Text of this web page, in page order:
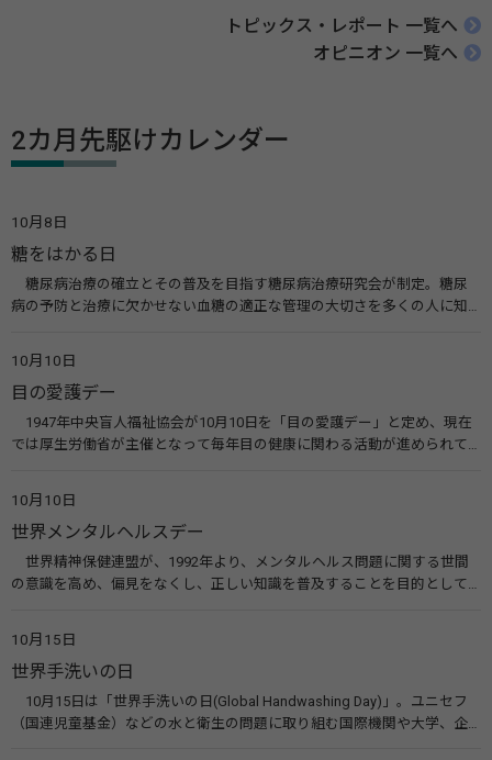
トピックス・レポート 一覧へ
オピニオン 一覧へ
2カ月先駆けカレンダー
10月8日
糖をはかる日
糖尿病治療の確立とその普及を目指す糖尿病治療研究会が制定。糖尿
病の予防と治療に欠かせない血糖の適正な管理の大切さを多くの人に知
療研究会） 糖尿病ネットワーク
10月10日
目の愛護デー
1947年中央盲人福祉協会が10月10日を「目の愛護デー」と定め、現在
では厚生労働省が主催となって毎年目の健康に関わる活動が進められて
会）
10月10日
世界メンタルヘルスデー
世界精神保健連盟が、1992年より、メンタルヘルス問題に関する世間
の意識を高め、偏見をなくし、正しい知識を普及することを目的として、
す。 関連リンク 世界メンタルヘルスデー（厚生労働省） 働く人のメンタ
ルヘルス・ポータルサイト「こころの耳」（厚生労働省）
10月15日
世界手洗いの日
10月15日は「世界手洗いの日(Global Handwashing Day)」。ユニセフ
（国連児童基金）などの水と衛生の問題に取り組む国際機関や大学、企